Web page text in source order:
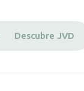
Descubre JVD